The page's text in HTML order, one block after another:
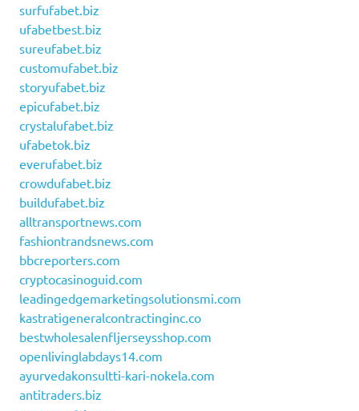
surfufabet.biz
ufabetbest.biz
sureufabet.biz
customufabet.biz
storyufabet.biz
epicufabet.biz
crystalufabet.biz
ufabetok.biz
everufabet.biz
crowdufabet.biz
buildufabet.biz
alltransportnews.com
fashiontrandsnews.com
bbcreporters.com
cryptocasinoguid.com
leadingedgemarketingsolutionsmi.com
kastratigeneralcontractinginc.co
bestwholesalenfljerseysshop.com
openlivinglabdays14.com
ayurvedakonsultti-kari-nokela.com
antitraders.biz